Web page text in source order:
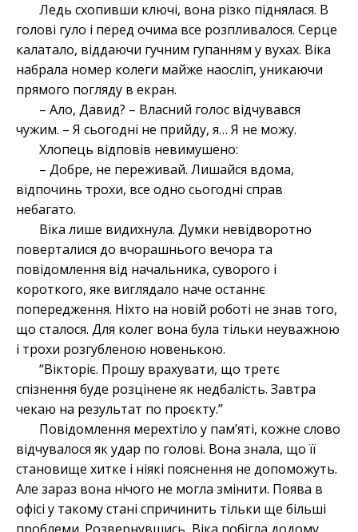
Ледь схопивши ключі, вона різко піднялася. В
голові гуло і перед очима все розпливалося. Серце
калатало, віддаючи гучним гупанням у вухах. Віка
набрала номер колеги майже наосліп, уникаючи
прямого погляду в екран.
– Ало, Давид? – Власний голос відчувався
чужим. – Я сьогодні не прийду, я… Я не можу.
Хлопець відповів невимушено:
– Добре, не переживай. Лишайся вдома,
відпочинь трохи, все одно сьогодні справ
небагато.
Віка лише видихнула. Думки невідворотно
поверталися до вчорашнього вечора та
повідомлення від начальника, суворого і
короткого, яке виглядало наче останнє
попередження. Ніхто на новій роботі не знав того,
що сталося. Для колег вона була тільки неуважною
і трохи розгубленою новенькою.
“Вікторіє. Прошу врахувати, що третє
спізнення буде розцінене як недбалість. Завтра
чекаю на результат по проєкту.”
Повідомлення мерехтіло у пам’яті, кожне слово
відчувалося як удар по голові. Вона знала, що її
становище хитке і ніякі пояснення не допоможуть.
Але зараз вона нічого не могла змінити. Поява в
офісі у такому стані спричинить тільки ще більші